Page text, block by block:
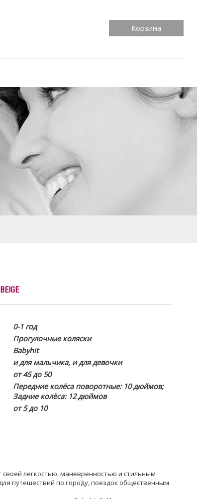
Корзина
0-1 год
Прогулочные коляски
Babyhit
и для мальчика, и для девочки
от 45 до 50
Передние колёса поворотные: 10 дюймов;
Задние колёса: 12 дюймов
от 5 до 10
легкостью, маневренностью и стильным
путешествий по городу, поездок общественным